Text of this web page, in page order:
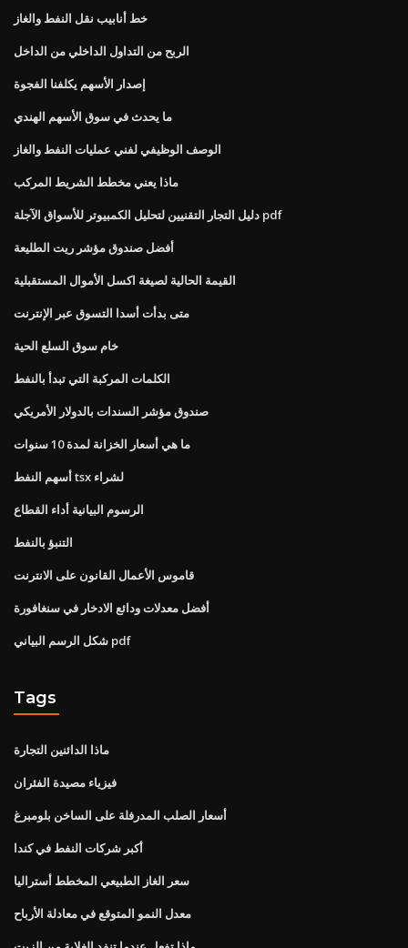
خط أنابيب نقل النفط والغاز
الربح من التداول الداخلي من الداخل
إصدار الأسهم يكلفنا الفجوة
ما يحدث في سوق الأسهم الهندي
الوصف الوظيفي لفني عمليات النفط والغاز
ماذا يعني مخطط الشريط المركب
دليل التجار التقنيين لتحليل الكمبيوتر للأسواق الآجلة pdf
أفضل صندوق مؤشر ريت الطليعة
القيمة الحالية لصيغة اكسل الأموال المستقبلية
متى بدأت أسدا التسوق عبر الإنترنت
خام سوق السلع الحية
الكلمات المركبة التي تبدأ بالنفط
صندوق مؤشر السندات بالدولار الأمريكي
ما هي أسعار الخزانة لمدة 10 سنوات
أسهم النفط tsx لشراء
الرسوم البيانية أداء القطاع
التنبؤ بالنفط
قاموس الأعمال القانون على الانترنت
أفضل معدلات ودائع الادخار في سنغافورة
شكل الرسم البياني pdf
Tags
ماذا الدائنين التجارة
فيزياء مصيدة الفئران
أسعار الصلب المدرفلة على الساخن بلومبرغ
أكبر شركات النفط في كندا
سعر الغاز الطبيعي المخطط أستراليا
معدل النمو المتوقع في معادلة الأرباح